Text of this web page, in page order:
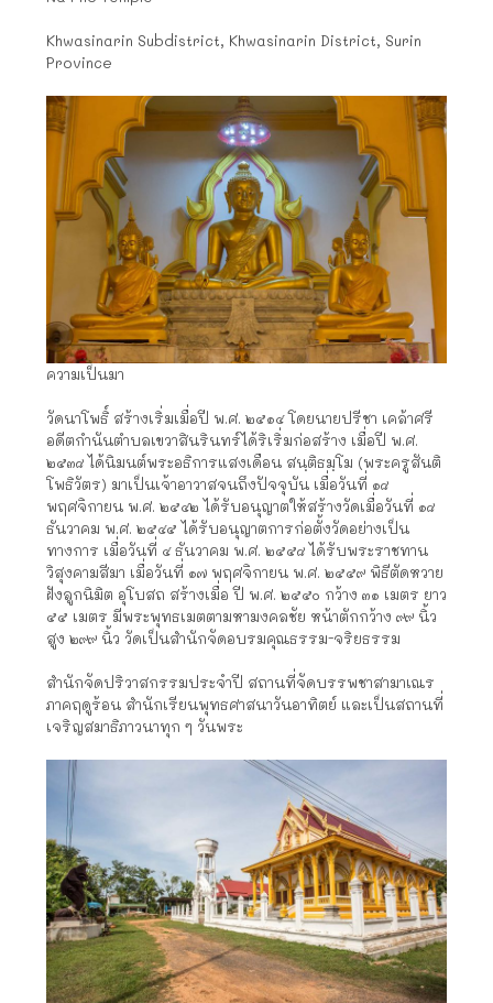
Khwasinarin Subdistrict, Khwasinarin District, Surin
Province
ความเป็นมา
วัดนาโพธิ์ สร้างเริ่มเมื่อปี พ.ศ. ๒๕๑๔ โดยนายปรีชา เคล้าศรี
อดีตกำนันตำบลเขวาสินรินทร์ได้ริเริ่มก่อสร้าง เมื่อปี พ.ศ.
๒๕๓๘ ได้นิมนต์พระอธิการแสงเดือน สนฺติธมฺโม (พระครูสันติ
โพธิวัตร) มาเป็นเจ้าอาวาสจนถึงปัจจุบัน เมื่อวันที่ ๑๘
พฤศจิกายน พ.ศ. ๒๕๔๒ ได้รับอนุญาตให้สร้างวัดเมื่อวันที่ ๑๘
ธันวาคม พ.ศ. ๒๕๔๕ ได้รับอนุญาตการก่อตั้งวัดอย่างเป็น
ทางการ เมื่อวันที่ ๔ ธันวาคม พ.ศ. ๒๕๕๘ ได้รับพระราชทาน
วิสุงคามสีมา เมื่อวันที่ ๑๗ พฤศจิกายน พ.ศ. ๒๕๕๙ พิธีตัดหวาย
ฝังลูกนิมิต อุโบสถ สร้างเมื่อ ปี พ.ศ. ๒๕๕๐ กว้าง ๓๑ เมตร ยาว
๕๕ เมตร มีพระพุทธเมตตามหามงคลชัย หน้าตักกว้าง ๙๙ นิ้ว
สูง ๒๙๙ นิ้ว วัดเป็นสำนักจัดอบรมคุณธรรม-จริยธรรม
สำนักจัดปริวาสกรรมประจำปี สถานที่จัดบรรพชาสามาเณร
ภาคฤดูร้อน สำนักเรียนพุทธศาสนาวันอาทิตย์ และเป็นสถานที่
เจริญสมาธิภาวนาทุก ๆ วันพระ